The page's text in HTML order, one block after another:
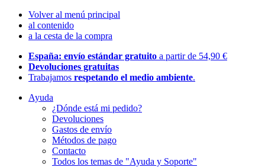
Volver al menú principal
al contenido
a la cesta de la compra
España: envío estándar gratuito a partir de 54,90 €
Devoluciones gratuitas
Trabajamos respetando el medio ambiente.
Ayuda
¿Dónde está mi pedido?
Devoluciones
Gastos de envío
Métodos de pago
Contacto
Todos los temas de "Ayuda y Soporte"